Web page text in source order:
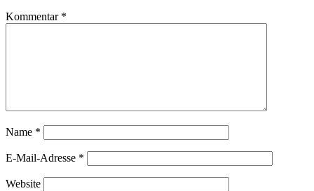
Kommentar *
Name *
E-Mail-Adresse *
Website